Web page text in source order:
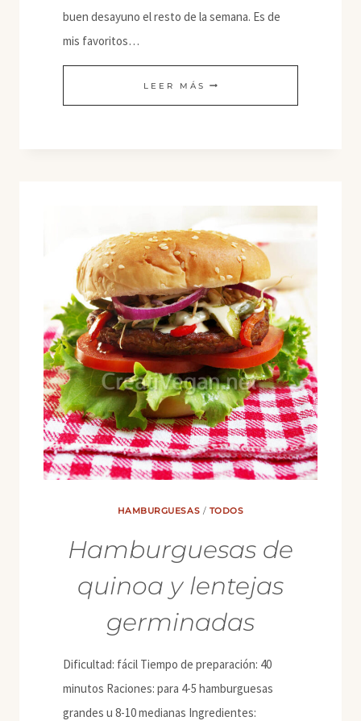
buen desayuno el resto de la semana. Es de
mis favoritos…
LEER MÁS MI
PAN
HAMBURGUESAS / TODOS
Hamburguesas de
quinoa y lentejas
germinadas
Dificultad: fácil Tiempo de preparación: 40
minutos Raciones: para 4-5 hamburguesas
grandes u 8-10 medianas Ingredientes: